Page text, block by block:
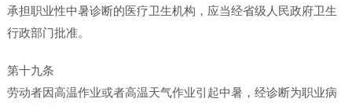
承担职业性中暑诊断的医疗卫生机构，应当经省级人民政府卫生
行政部门批准。
第十九条
劳动者因高温作业或者高温天气作业引起中暑，经诊断为职业病